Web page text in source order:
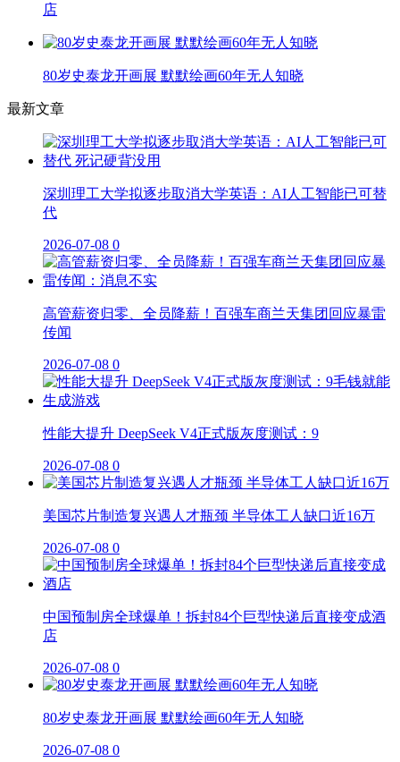
店
80岁史泰龙开画展 默默绘画60年无人知晓
最新文章
深圳理工大学拟逐步取消大学英语：AI人工智能已可替
代
2026-07-08 0
高管薪资归零、全员降薪！百强车商兰天集团回应暴雷
传闻
2026-07-08 0
性能大提升 DeepSeek V4正式版灰度测试：9
2026-07-08 0
美国芯片制造复兴遇人才瓶颈 半导体工人缺口近16万
2026-07-08 0
中国预制房全球爆单！拆封84个巨型快递后直接变成酒
店
2026-07-08 0
80岁史泰龙开画展 默默绘画60年无人知晓
2026-07-08 0